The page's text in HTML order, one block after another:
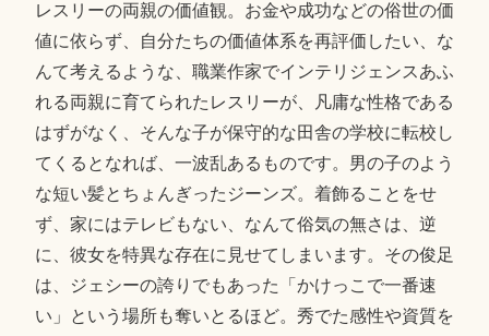
レスリーの両親の価値観。お金や成功などの俗世の価
値に依らず、自分たちの価値体系を再評価したい、な
んて考えるような、職業作家でインテリジェンスあふ
れる両親に育てられたレスリーが、凡庸な性格である
はずがなく、そんな子が保守的な田舎の学校に転校し
てくるとなれば、一波乱あるものです。男の子のよう
な短い髪とちょんぎったジーンズ。着飾ることをせ
ず、家にはテレビもない、なんて俗気の無さは、逆
に、彼女を特異な存在に見せてしまいます。その俊足
は、ジェシーの誇りでもあった「かけっこで一番速
い」という場所も奪いとるほど。秀でた感性や資質を